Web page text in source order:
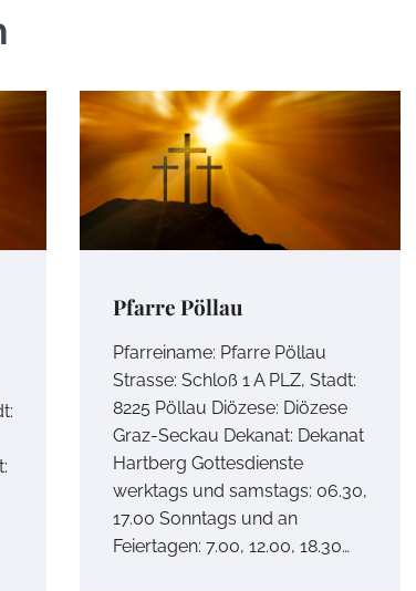
Pfarre Pöllau
Pfarreiname: Pfarre Pöllau
Strasse: Schloß 1 A PLZ, Stadt:
8225 Pöllau Diözese: Diözese
Graz-Seckau Dekanat: Dekanat
Hartberg Gottesdienste
werktags und samstags: 06.30,
17.00 Sonntags und an
Feiertagen: 7.00, 12.00, 18.30…